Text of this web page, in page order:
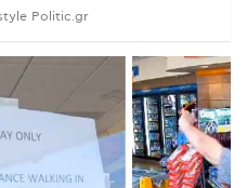
Politic.gr